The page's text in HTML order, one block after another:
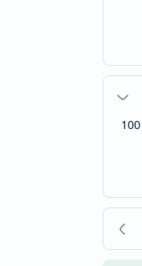
صُممت مجموعة هدايا مونت بلانك ليجند بلاك للرجال للرجل العصري الواثق من نفسه الذي يريد أن يترك انطباعًا يدوم طويلاً. تحتوي هذه المجموعة المتميزة على ماء تواليت 100